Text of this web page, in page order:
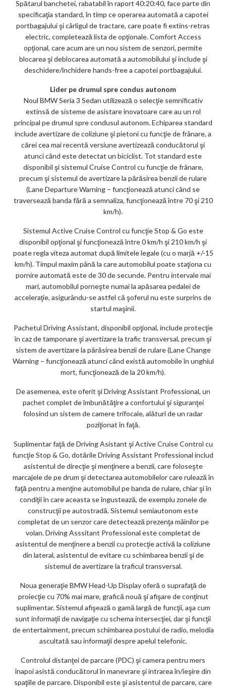
Spătarul banchetei, rabatabil în raport 40:20:40, face parte din
specificaţia standard, în timp ce operarea automată a capotei
portbagajului şi cârligul de tractare, care poate fi extins-retras
electric, completează lista de opţionale. Comfort Access
opţional, care acum are un nou sistem de senzori, permite
blocarea şi deblocarea automată a automobilului şi include şi
deschidere/închidere hands-free a capotei portbagajului.
Lider pe drumul spre condus autonom
Noul BMW Seria 3 Sedan utilizează o selecţie semnificativ
extinsă de sisteme de asistare inovatoare care au un rol
principal pe drumul spre condusul autonom. Echiparea standard
include avertizare de coliziune şi pietoni cu funcţie de frânare, a
cărei cea mai recentă versiune avertizează conducătorul şi
atunci când este detectat un biciclist. Tot standard este
disponibil şi sistemul Cruise Control cu funcţie de frânare,
precum şi sistemul de avertizare la părăsirea benzii de rulare
(Lane Departure Warning – funcţionează atunci când se
traversează banda fără a semnaliza, funcţionează între 70 şi 210
km/h).
Sistemul Active Cruise Control cu funcţie Stop & Go este
disponibil opţional şi funcţionează între 0 km/h şi 210 km/h şi
poate regla viteza automat după limitele legale (cu o marjă +/-15
km/h). Timpul maxim până la care automobilul poate staţiona cu
pornire automată este de 30 de secunde. Pentru intervale mai
mari, automobilul porneşte numai la apăsarea pedalei de
acceleraţie, asigurându-se astfel că şoferul nu este surprins de
startul maşinii.
Pachetul Driving Assistant, disponibil opţional, include protecţie
în caz de tamponare şi avertizare la trafic transversal, precum şi
sistem de avertizare la părăsirea benzii de rulare (Lane Change
Warning – funcţionează atunci când există automobile în unghiul
mort, funcţionează de la 20 km/h).
De asemenea, este oferit şi Driving Assistant Professional, un
pachet complet de îmbunătăţire a confortului şi siguranţei
folosind un sistem de camere trifocale, alături de un radar
poziţionat în faţă.
Suplimentar faţă de Driving Asistant şi Active Cruise Control cu
funcţie Stop & Go, dotările Driving Assistant Professional includ
asistentul de direcţie şi menţinere a benzii, care foloseşte
marcajele de pe drum şi detectarea automobilelor care rulează în
faţă pentru a menţine automobilul pe banda de rulare, chiar şi în
condiţii în care aceasta se îngustează, de exemplu zonele de
construcţii pe autostradă. Sistemul semiautonom este
completat de un senzor care detectează prezenţa mâinilor pe
volan. Driving Asssitant Professional este completat de
asistentul de menţinere a benzii cu protecţie activă la coliziune
din lateral, asistentul de evitare cu schimbarea benzii şi de
sistemul de avertizare la traficul transversal.
Noua generaţie BMW Head-Up Display oferă o suprafaţă de
proiecţie cu 70% mai mare, grafică nouă şi afişare de conţinut
suplimentar. Sistemul afişează o gamă largă de funcţii, aşa cum
sunt informaţii de navigaţie cu schema intersecţiei, dar şi funcţii
de entertainment, precum schimbarea postului de radio, melodia
ascultată sau informaţii despre apelul telefonic.
Controlul distanţei de parcare (PDC) şi camera pentru mers
înapoi asistă conducătorul în manevrare şi intrarea în/ieşire din
spaţiile de parcare. Disponibil este şi asistentul de parcare, care